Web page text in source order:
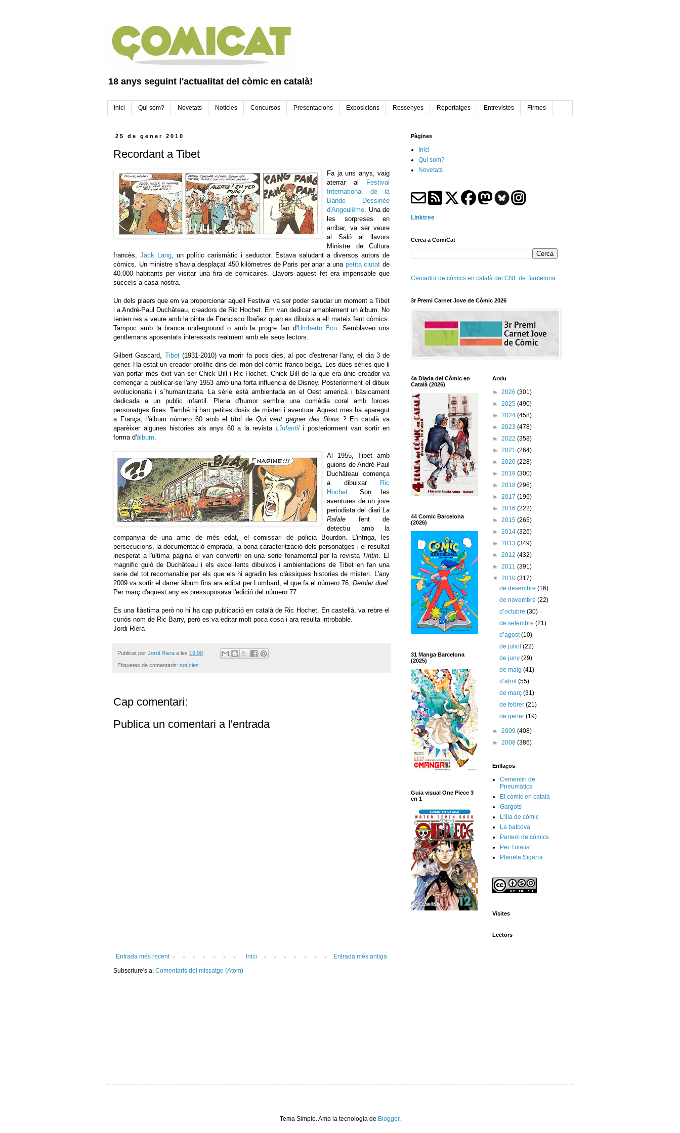
18 anys seguint l'actualitat del còmic en català!
Inici Qui som? Novetats Notícies Concursos Presentacions Exposicions Ressenyes Reportatges Entrevistes Firmes
25 de gener 2010
Recordant a Tibet
Fa ja uns anys, vaig
aterrar al
Festival
International de la
Bande Dessinée
d'Angoulême. Una de
les sorpreses en
arribar, va ser veure
al Saló al llavors
Ministre de Cultura
francès, Jack Lang, un polític carismàtic i seductor. Estava saludant a diversos autors de
còmics. Un ministre s'havia desplaçat 450 kilòmetres de Paris per anar a una petita ciutat de
40.000 habitants per visitar una fira de comicaires. Llavors aquest fet era impensable que
succeís a casa nostra.
Un dels plaers que em va proporcionar aquell Festival va ser poder saludar un moment a Tibet
i a André-Paul Duchâteau, creadors de Ric Hochet. Em van dedicar amablement un àlbum. No
tenien res a veure amb la pinta de Francisco Ibañez quan es dibuixa a ell mateix fent còmics.
Tampoc amb la branca underground o amb la progre fan d'Umberto Eco. Semblaven uns
gentlemans aposentats interessats realment amb els seus lectors.
Gilbert Gascard, Tibet(1931-2010) va morir fa pocs dies, al poc d'estrenar l'any, el dia 3 de
gener. Ha estat un creador prolífic dins del món del còmic franco-belga. Les dues sèries que li
van portar més èxit van ser Chick Bill i Ric Hochet. Chick Bill de la que era únic creador va
començar a publicar-se l'any 1953 amb una forta influencia de Disney. Posteriorment el dibuix
evolucionaria i s´humanitzaria. La sèrie està ambientada en el Oest americà i bàsicament
dedicada a un public infantil. Plena d'humor sembla una comèdia coral amb forces
personatges fixes. També hi han petites dosis de misteri i aventura. Aquest mes ha aparegut
a França, l'àlbum número 60 amb el títol de Qui veut gagner des filons ? En català va
aparèixer algunes histories als anys 60 a la revista L'infantili posteriorment van sortir en
forma d'àlbum.
Al 1955, Tibet amb
guions de André-Paul
Duchâteau comença
a dibuixar
Ric
Hochet. Son les
aventures de un jove
periodista del diari La
Rafale fent de
detectiu amb la
companyia de una amic de més edat, el comissari de policia Bourdon. L'intriga, les
persecucions, la documentació emprada, la bona caracterització dels personatges i el resultat
inesperat a l'ultima pagina el van convertir en una serie fonamental per la revista Tintin. El
magnific guió de Duchâteau i els excel·lents dibuixos i ambientacions de Tibet en fan una
serie del tot recomanable per els que els hi agradin les clàssiques histories de misteri. L'any
2009 va sortir el darrer àlbum fins ara editat per Lombard, el que fa el número 76, Dernier duel.
Per març d'aquest any es pressuposava l'edició del número 77.
Es una llàstima però no hi ha cap publicació en català de Ric Hochet. En castellà, va rebre el
curiós nom de Ric Barry, però es va editar molt poca cosa i ara resulta introbable.
Jordi Riera
Publicat per Jordi Riera a les 19:00
Etiquetes de comentaris: notícies
Cap comentari:
Publica un comentari a l'entrada
Entrada més recent Entrada més antiga
Inici
Subscriure's a: Comentaris del missatge (Atom)
Pàgines
Inici
Qui som?
Novetats
Linktree
Cerca a ComiCat
Cercador de còmics en català del CNL de Barcelona
3r Premi Carnet Jove de Còmic 2026
4a Diada del Còmic en
Català (2026)
44 Comic Barcelona
(2026)
31 Manga Barcelona
(2025)
Guia visual One Piece 3
en 1
Arxiu
► 2026 (301)
► 2025 (490)
► 2024 (458)
► 2023 (478)
► 2022 (358)
► 2021 (264)
► 2020 (228)
► 2019 (300)
► 2018 (296)
► 2017 (196)
► 2016 (222)
► 2015 (265)
► 2014 (326)
► 2013 (349)
► 2012 (432)
► 2011 (391)
▼ 2010 (317)
de desembre(16)
de novembre(22)
d’octubre(30)
de setembre(21)
d’agost(10)
de juliol(22)
de juny(29)
de maig(41)
d’abril(55)
de març(31)
de febrer(21)
de gener(19)
► 2009 (408)
► 2008 (386)
Enllaços
Cementiri de
Pneumàtics
El còmic en català
Gargots
L'illa de còmic
La batcova
Parlem de còmics
Per Tutatis!
Planeta Sigarra
Visites
Lectors
Tema Simple. Amb la tecnologia de Blogger.